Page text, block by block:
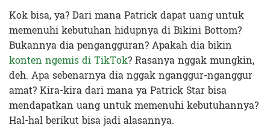
Kok bisa, ya? Dari mana Patrick dapat uang untuk
memenuhi kebutuhan hidupnya di Bikini Bottom?
Bukannya dia pengangguran? Apakah dia bikin
konten ngemis di TikTok? Rasanya nggak mungkin,
deh. Apa sebenarnya dia nggak nganggur-nganggur
amat? Kira-kira dari mana ya Patrick Star bisa
mendapatkan uang untuk memenuhi kebutuhannya?
Hal-hal berikut bisa jadi alasannya.